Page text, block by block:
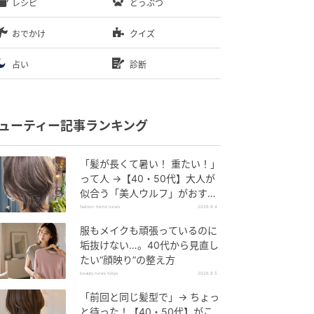
レシピ どうぶつ
おでかけ クイズ
占い 診断
ーティー記事ランキング
「髪が長くて暑い！ 重たい！」
って人 →【40・50代】大人が
似合う「美人ウルフ」がおすす
め♡
fashion trend news 2026.8.4
服もメイクも頑張っているのに
垢抜けない…。40代から見直し
たい“顔映り”の整え方
beauty news tokyo 2026.8.5
「前回と同じ髪型で」→ ちょっ
と待った！【40・50代】がこ